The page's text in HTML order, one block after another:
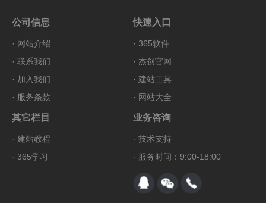
公司信息
· 网站介绍
· 联系我们
· 加入我们
· 服务条款
快速入口
· 365软件
· 杰创官网
· 建站工具
· 网站大全
其它栏目
· 建站教程
· 365学习
业务咨询
· 技术支持
· 服务时间：9:00-18:00